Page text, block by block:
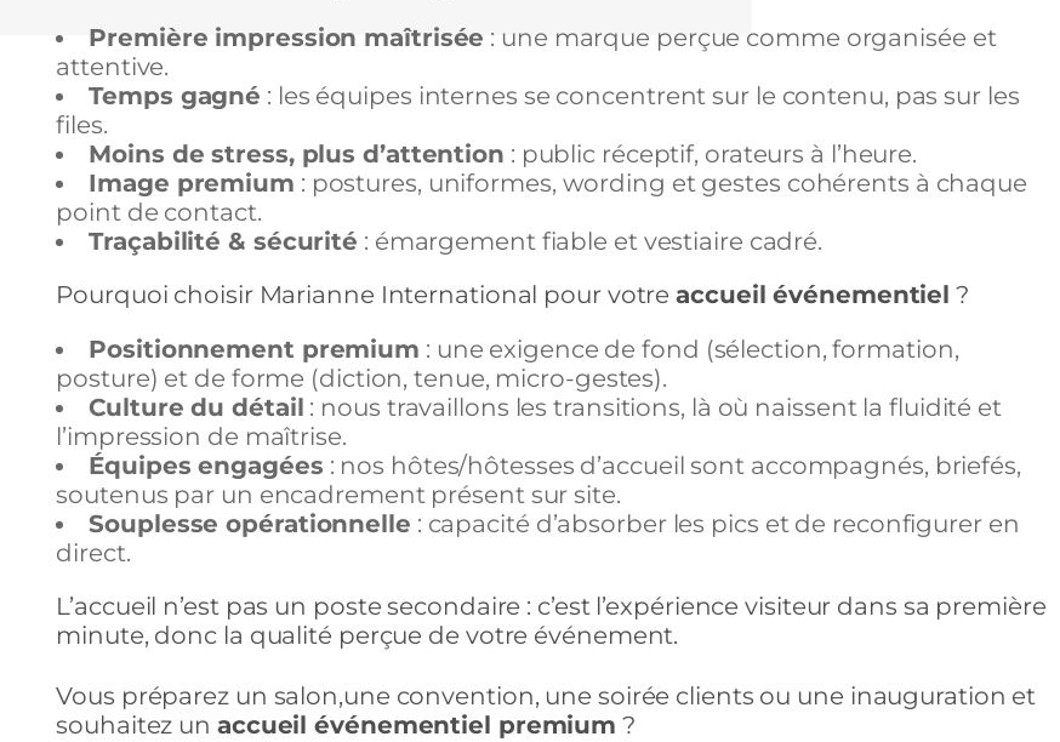
Première impression maîtrisée : une marque perçue comme organisée et
attentive.
Temps gagné : les équipes internes se concentrent sur le contenu, pas sur les
files.
Moins de stress, plus d’attention : public réceptif, orateurs à l’heure.
Image premium : postures, uniformes, wording et gestes cohérents à chaque
point de contact.
Traçabilité & sécurité : émargement fiable et vestiaire cadré.
Pourquoi choisir Marianne International pour votreaccueil événementiel ?
Positionnement premium : une exigence de fond (sélection, formation,
posture) et de forme (diction, tenue, micro-gestes).
Culture du détail : nous travaillons les transitions, là où naissent la fluidité et
l’impression de maîtrise.
Équipes engagées : nos hôtes/hôtesses d’accueil sont accompagnés, briefés,
soutenus par un encadrement présent sur site.
Souplesse opérationnelle : capacité d’absorber les pics et de reconfigurer en
direct.
L’accueil n’est pas un poste secondaire : c’est l’expérience visiteur dans sa première
minute, donc la qualité perçue de votre événement.
Vous préparez un salon,une convention, une soirée clients ou une inauguration et
souhaitez un accueil événementiel premium ?